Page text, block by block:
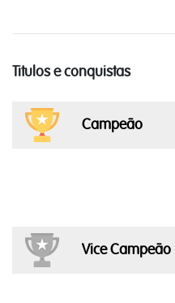
Titulos e conquistas
Campeão
Vice Campeão